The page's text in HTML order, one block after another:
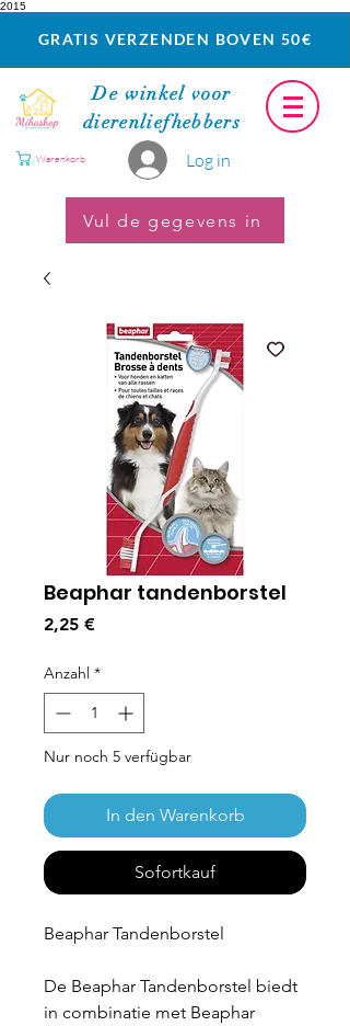
2015
GRATIS VERZENDEN BOVEN 50€
De winkel voor
dierenliefhebbers
Log in
Warenkorb
Vul de gegevens in
Beaphar tandenborstel
2,25 €Preis
Anzahl *
Nur noch 5 verfügbar
In den Warenkorb
Sofortkauf
Beaphar Tandenborstel
De Beaphar Tandenborstel biedt
in combinatie met Beaphar